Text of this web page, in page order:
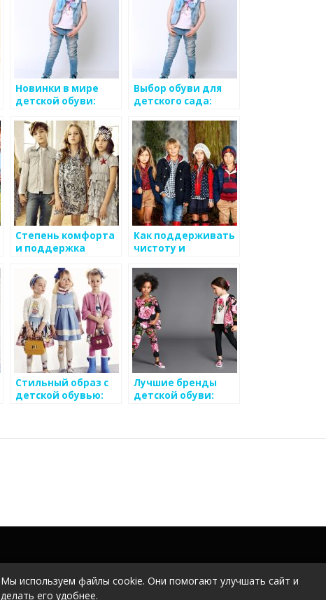
Новинки в мире
детской обуви:
модели и дизайны
Выбор обуви для
детского сада:
требования
Степень комфорта
и поддержка
при выборе
детской обуви
Как поддерживать
чистоту и
детской обуви
Стильный образ с
детской обувью:
Лучшие бренды
детской обуви:
Мы используем файлы cookie. Они помогают улучшать сайт и
делать его удобнее.